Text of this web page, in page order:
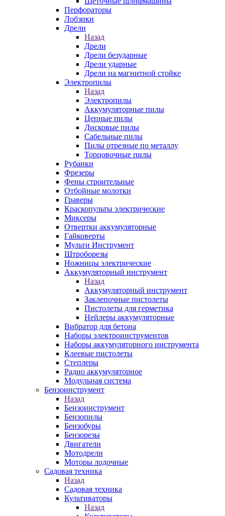
Перфораторы
Лобзики
Дрели
Назад
Дрели
Дрели безударные
Дрели ударные
Дрели на магнитной стойке
Электропилы
Назад
Электропилы
Аккумуляторные пилы
Цепные пилы
Дисковые пилы
Сабельные пилы
Пилы отрезные по металлу
Торцовочные пилы
Рубанки
Фрезеры
Фены строительные
Отбойные молотки
Граверы
Краскопульты электрические
Миксеры
Отвертки аккумуляторные
Гайковерты
Мульти Инструмент
Штроборезы
Ножницы электрические
Аккумуляторный инструмент
Назад
Аккумуляторный инструмент
Заклепочные пистолеты
Пистолеты для герметика
Нейлеры аккумуляторные
Вибратор для бетона
Наборы электроинструментов
Наборы аккумуляторного инструмента
Клеевые пистолеты
Степлеры
Радио аккумуляторное
Модульная система
Бензоинструмент
Назад
Бензоинструмент
Бензопилы
Бензобуры
Бензорезы
Двигатели
Мотодрели
Моторы лодочные
Садовая техника
Назад
Садовая техника
Культиваторы
Назад